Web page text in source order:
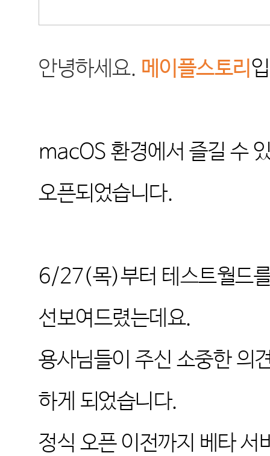
안녕하세요. 메이플스토리
macOS환경에서 즐길 수
오픈되었습니다.
6/27(목)부터 테스트월드
선보여드렸는데요.
용사님들이 주신 소중한 의
하게 되었습니다.
정식 오픈 이전까지 베타 서